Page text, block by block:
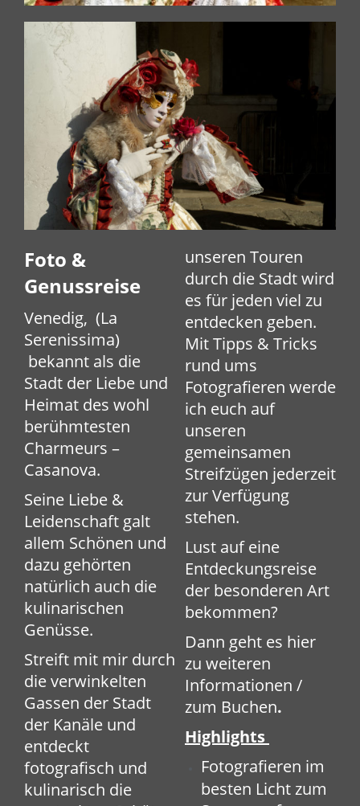
Foto &
Genussreise
Venedig, (La
Serenissima)
bekannt als die
Stadt der Liebe und
Heimat des wohl
berühmtesten
Charmeurs –
Casanova.
Seine Liebe &
Leidenschaft galt
allem Schönen und
dazu gehörten
natürlich auch die
kulinarischen
Genüsse.
Streift mit mir durch
die verwinkelten
Gassen der Stadt
der Kanäle und
entdeckt
fotografisch und
kulinarisch die
unseren Touren
durch die Stadt wird
es für jeden viel zu
entdecken geben.
Mit Tipps & Tricks
rund ums
Fotografieren werde
ich euch auf
unseren
gemeinsamen
Streifzügen jederzeit
zur Verfügung
stehen.
Lust auf eine
Entdeckungsreise
der besonderen Art
bekommen?
Dann geht es hier
zu weiteren
Informationen /
zum Buchen.
Highlights
Fotografieren im
besten Licht zum